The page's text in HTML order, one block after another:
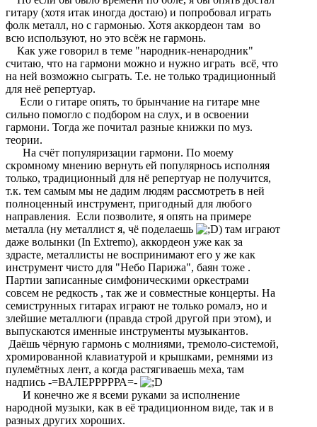
гитару (хотя итак иногда достаю) и попробовал играть
фолк металл, но с гармонью. Хотя аккордеон там во
всю используют, но это всёж не гармонь.
Как уже говорил в теме "народник-ненародник"
считаю, что на гармони можно и нужно играть всё, что
на ней возможно сыграть. Т.е. не только традиционный
для неё репертуар.
Если о гитаре опять, то брынчание на гитаре мне
сильно помогло с подбором на слух, и в освоении
гармони. Тогда же почитал разные книжки по муз.
теории.
На счёт популяризации гармони. По моему
скромному мнению вернуть ей популярнось исполняя
только, традиционный для нё репертуар не получится,
т.к. тем самым мы не дадим людям рассмотреть в ней
полноценный инструмент, пригодный для любого
направления. Если позволите, я опять на примере
металла (ну металлист я, чё поделаешь
) там играют
даже волынки (In Extremo), аккордеон уже как за
здрасте, металлисты не воспринимают его у же как
инструмент чисто для "Небо Парижа", баян тоже .
Партии записанные симфоническими оркестрами
совсем не редкость , так же и совместные концерты. На
семиструнных гитарах играют не только ромалэ, но и
злейшие металлюги (правда строй другой при этом), и
выпускаются именные инструменты музыкантов.
Даёшь чёрную гармонь с молниями, тремоло-системой,
хромированной клавиатурой и крышками, ремнями из
пулемётных лент, а когда растягиваешь меха, там
надпись -=ВАЛЕРРРРРА=-
И конечно же я всеми руками за исполнение
народной музыки, как в её традиционном виде, так и в
разных других хороших.